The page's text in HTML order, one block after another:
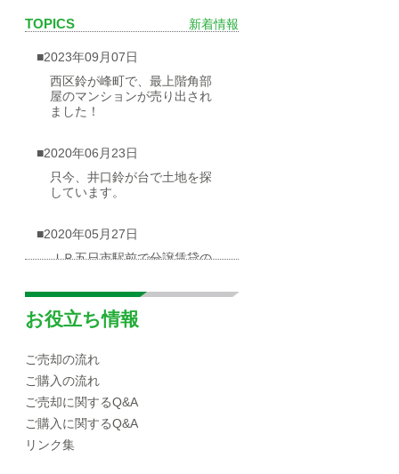
TOPICS 新着情報
■2023年09月07日
西区鈴が峰町で、最上階角部
屋のマンションが売り出され
ました！
■2020年06月23日
只今、井口鈴が台で土地を探
しています。
■2020年05月27日
ＪＲ五日市駅前で分譲賃貸の
■2020年05月03日
ョンの概要
■2020年04月30日
☆海が見渡せる一戸建て（売
却物件）を募集しています！
お役立ち情報
ご売却の流れ
ご購入の流れ
ご売却に関するQ&A
ご購入に関するQ&A
リンク集